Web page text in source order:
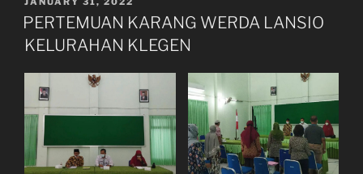
ON
PERTEMUAN KARANG WERDA LANSIO
KELURAHAN KLEGEN